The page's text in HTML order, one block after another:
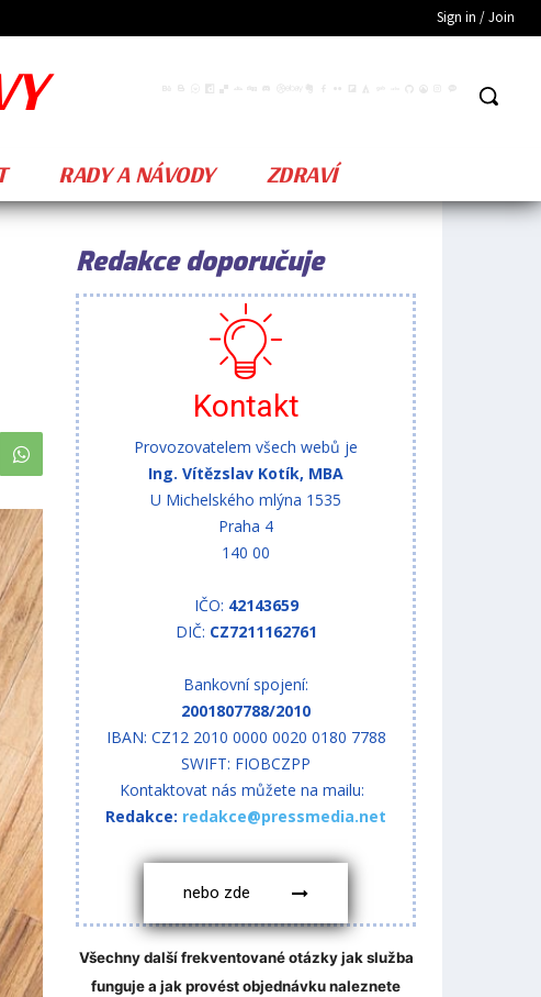
Sign in / Join
RADY A NÁVODY ZDRAVÍ
Redakce doporučuje
Kontakt
Provozovatelem všech webů je
Ing. Vítězslav Kotík, MBA
U Michelského mlýna 1535
Praha 4
140 00
IČO: 42143659
DIČ: CZ7211162761
Bankovní spojení:
2001807788/2010
IBAN: CZ12 2010 0000 0020 0180 7788
SWIFT: FIOBCZPP
Kontaktovat nás můžete na mailu:
Redakce: redakce@pressmedia.net
nebo zde
Všechny další frekventované otázky jak služba
funguje a jak provést objednávku naleznete